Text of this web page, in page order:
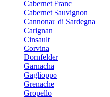
Cabernet Franc
Cabernet Sauvignon
Cannonau di Sardegna
Carignan
Cinsault
Corvina
Dornfelder
Garnacha
Gaglioppo
Grenache
Gropello